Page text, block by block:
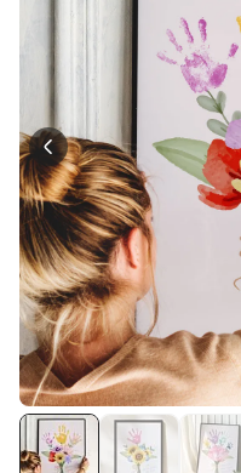
mit Logo
39,99 €
mit deiner
und hinten
49,99 €
19,99 €